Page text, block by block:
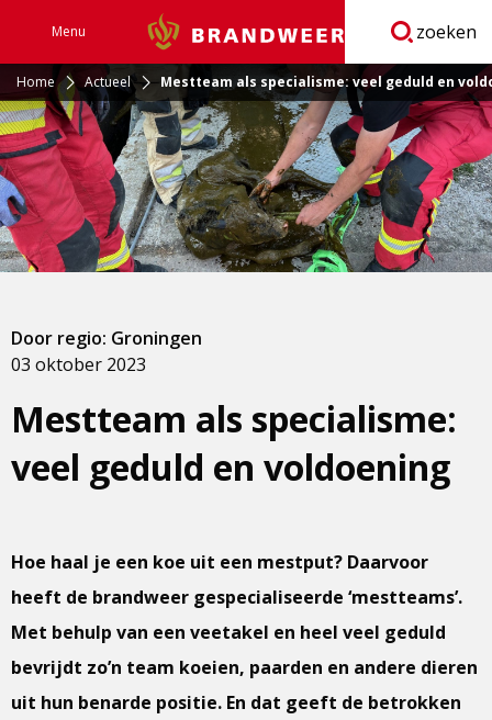
Menu Brandweer zoeken
Home Actueel Mestteam als specialisme: veel geduld en
Mestteam als specialisme:
veel geduld en voldoening
03 oktober 2023
Door regio: Groningen
Hoe haal je een koe uit een mestput? Daarvoor
heeft de brandweer gespecialiseerde ‘mestteams’.
Met behulp van een veetakel en heel veel geduld
bevrijdt zo’n team koeien, paarden en andere dieren
uit hun benarde positie. En dat geeft de betrokken